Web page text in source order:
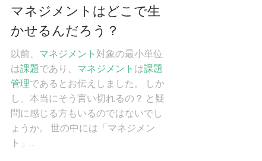
マネジメントはどこで生
かせるんだろう？
以前、 マネジメント 対象の最小単位
は課題であり、 マネジメント は課題
管理であるとお伝えしました。 しか
し、本当にそう言い切れるの？ と疑
問に感じる方もいるのではないでし
ょうか。 世の中には「マネジメン
ト」...